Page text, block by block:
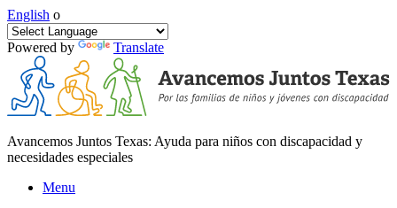
English o
Powered by Translate
Avancemos Juntos Texas: Ayuda para niños con discapacidad y
necesidades especiales
Menu